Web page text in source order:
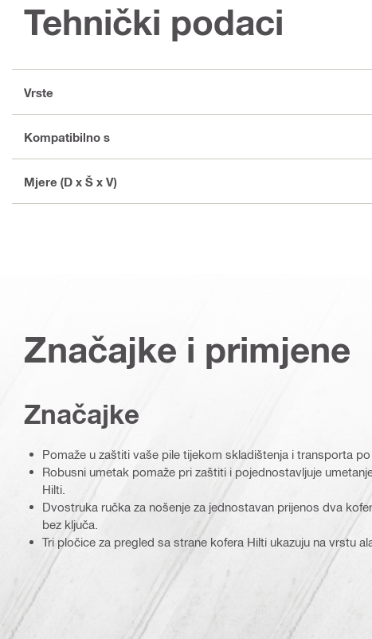
Tehnički podaci
Vrste
Kompatibilno s
Mjere (D x Š x V)
Značajke i primjene
Značajke
Pomaže u zaštiti vaše pile tijekom skladištenja i transporta
Robusni umetak pomaže pri zaštiti i pojednostavljuje
Hilti.
Dvostruka ručka za nošenje za jednostavan prijenos dva
bez ključa.
Tri pločice za pregled sa strane kofera Hilti ukazuju na vrstu